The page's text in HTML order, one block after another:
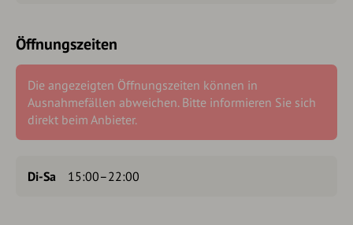
Öffnungszeiten
Die angezeigten Öffnungszeiten können in
Ausnahmefällen abweichen. Bitte informieren Sie sich
direkt beim Anbieter.
Di-Sa 15:00–22:00